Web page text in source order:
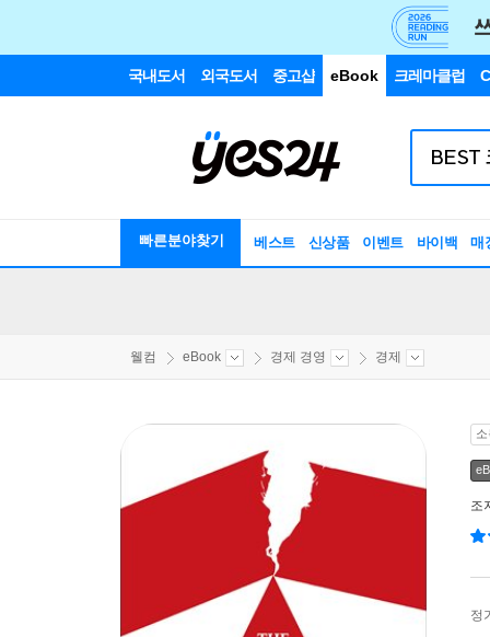
국내도서 외국도서 중고샵 eBook 크레마클럽
빠른분야찾기 베스트 신상품 이벤트 바이백 매
웰컴 eBook 경제 경영 경제
조
정